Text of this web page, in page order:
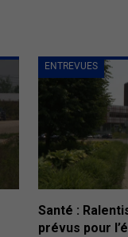
ENTREVUES
Santé :
prévus pour